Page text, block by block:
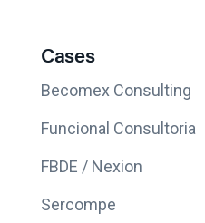
Cases
Becomex Consulting
Funcional Consultoria
FBDE / Nexion
Sercompe